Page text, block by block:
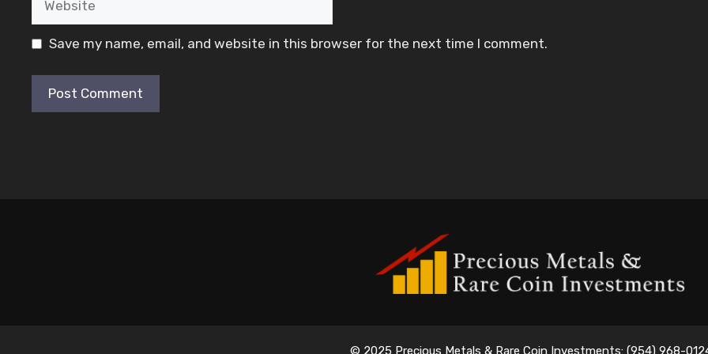
Save my name, email, and website in this browser for the next time I comment.
© 2025 Precious Metals & Rare Coin Investments: (954) 968-